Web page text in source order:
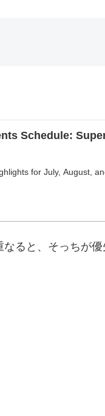
Schedule:
for July, August,
ると、そっちが優